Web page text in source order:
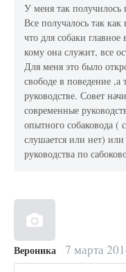
У меня так
Все получалось так
что для собаки
кому она служит, все
Для меня это было
свободе в поведение ,а
руководстве. Совет
современные
опытного собаковода (
слушается или нет)
руководства по
Вероника 7 марта